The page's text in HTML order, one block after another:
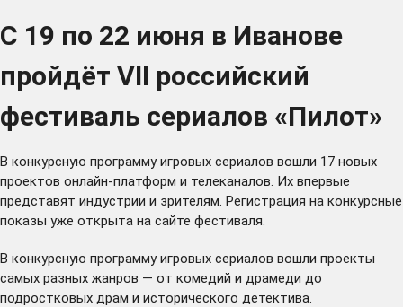
С 19 по 22 июня в Иванове
пройдёт VII российский
фестиваль сериалов «Пилот»
В конкурсную программу игровых сериалов вошли 17 новых
проектов онлайн-платформ и телеканалов. Их впервые
представят индустрии и зрителям. Регистрация на конкурсные
показы уже открыта на сайте фестиваля
В конкурсную программу игровых сериалов вошли проекты
самых разных жанров — от комедий и драмеди до
подростковых драм и исторического детектива.